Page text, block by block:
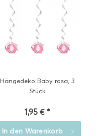
Hängedeko Baby rosa, 3
Stück
1,95 € *
In den Warenkorb